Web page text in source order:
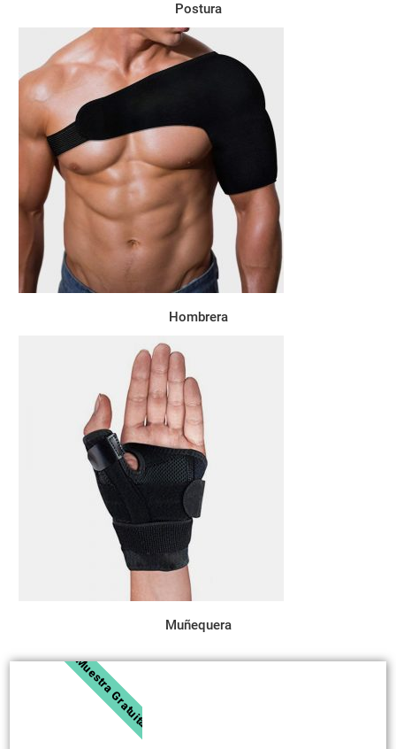
Postura
Hombrera
Muñequera
Muestra Gratuita